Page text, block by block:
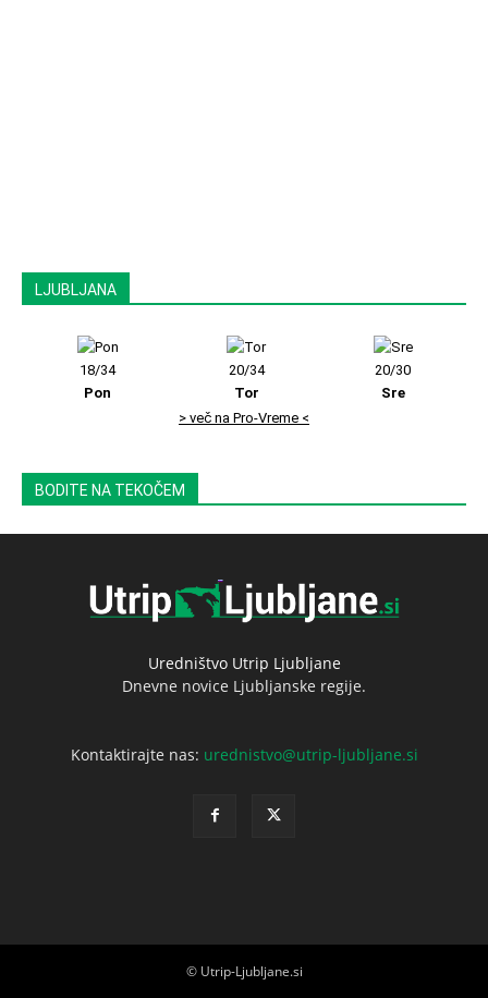
LJUBLJANA
18/34
Pon
20/34
Tor
20/30
Sre
> več na Pro-Vreme <
BODITE NA TEKOČEM
Uredništvo Utrip Ljubljane
Dnevne novice Ljubljanske regije.
Kontaktirajte nas: urednistvo@utrip-ljubljane.si
© Utrip-Ljubljane.si